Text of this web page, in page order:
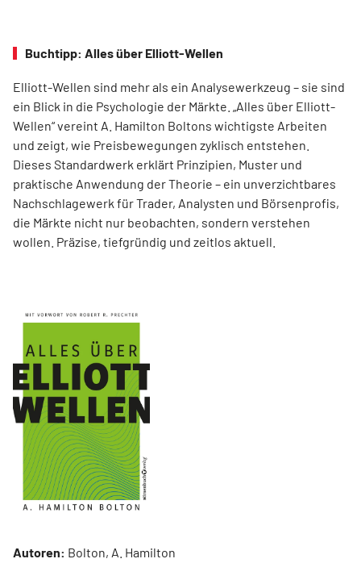
Buchtipp: Alles über Elliott-Wellen
Elliott-Wellen sind mehr als ein Analysewerkzeug – sie sind
ein Blick in die Psychologie der Märkte. „Alles über Elliott-
Wellen“ vereint A. Hamilton Boltons wichtigste Arbeiten
und zeigt, wie Preisbewegungen zyklisch entstehen.
Dieses Standardwerk erklärt Prinzipien, Muster und
praktische Anwendung der Theorie – ein unverzichtbares
Nachschlagewerk für Trader, Analysten und Börsenprofis,
die Märkte nicht nur beobachten, sondern verstehen
wollen. Präzise, tiefgründig und zeitlos aktuell.
Autoren: Bolton, A. Hamilton